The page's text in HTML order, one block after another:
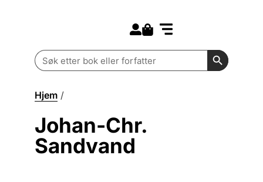
Search
for:
Search
Hjem /
Johan-Chr.
Sandvand